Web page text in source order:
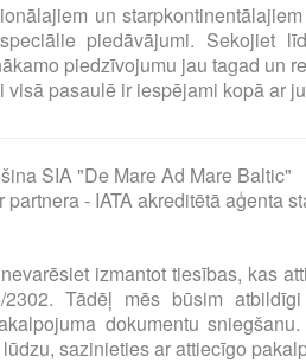
un
piedāvājumi. Sekojiet
piedzīvojumu jau tagad un
pasaulē ir iespējami kopā ar
SIA "De Mare Ad Mare Baltic"
- IATA akreditētā aģenta
izmantot tiesības, kas
Tādēļ mēs būsim
dokumentu
sazinieties ar attiecīgo